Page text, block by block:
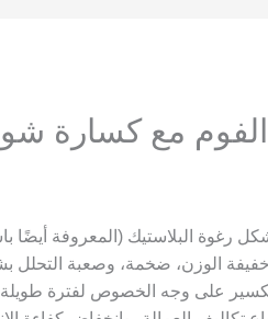
مع كسارة
خفيفة الوزن، ضخمة، وصعبة التحلل
على وجه الخصوص لفترة